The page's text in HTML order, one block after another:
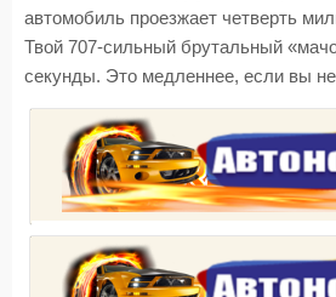
автомобиль проезжает четверть
Твой 707-сильный брутальный
секунды. Это медленнее, если вы